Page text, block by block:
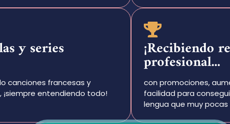
y series
canciones francesas y
¡siempre entendiendo todo!
¡Recibiendo
profesional...
con promociones,
facilidad para
lengua que muy